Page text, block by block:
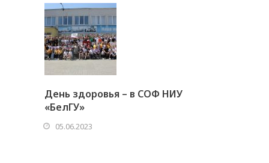
День здоровья – в СОФ НИУ
«БелГУ»
05.06.2023